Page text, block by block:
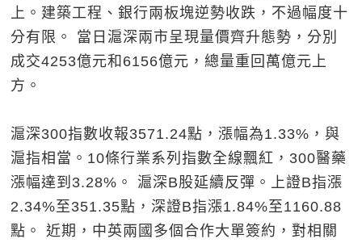
上。建築工程、銀行兩板塊逆勢收跌，不過幅度十
分有限。 當日滬深兩市呈現量價齊升態勢，分別
成交4253億元和6156億元，總量重回萬億元上
方。
滬深300指數收報3571.24點，漲幅為1.33%，與
滬指相當。10條行業系列指數全線飄紅，300醫藥
漲幅達到3.28%。 滬深B股延續反彈。上證B指漲
2.34%至351.35點，深證B指漲1.84%至1160.88
點。 近期，中英兩國多個合作大單簽約，對相關